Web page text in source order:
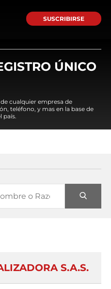
SUSCRIBIRSE
ÚNICO
cualquier empresa de
teléfono, y mas en la base de
país.
S.A.S.